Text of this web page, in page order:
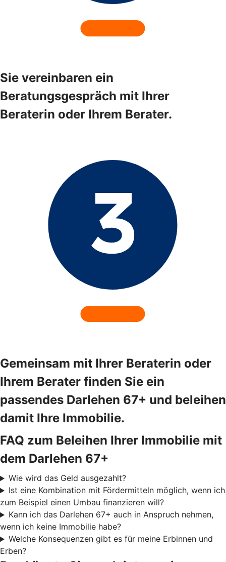
Sie vereinbaren ein
Beratungsgespräch mit Ihrer
Beraterin oder Ihrem Berater.
Gemeinsam mit Ihrer Beraterin oder
Ihrem Berater finden Sie ein
passendes Darlehen 67+ und beleihen
damit Ihre Immobilie.
FAQ zum Beleihen Ihrer Immobilie mit
dem Darlehen 67+
Wie wird das Geld ausgezahlt?
Ist eine Kombination mit Fördermitteln möglich, wenn ich
zum Beispiel einen Umbau finanzieren will?
Kann ich das Darlehen 67+ auch in Anspruch nehmen,
wenn ich keine Immobilie habe?
Welche Konsequenzen gibt es für meine Erbinnen und
Erben?